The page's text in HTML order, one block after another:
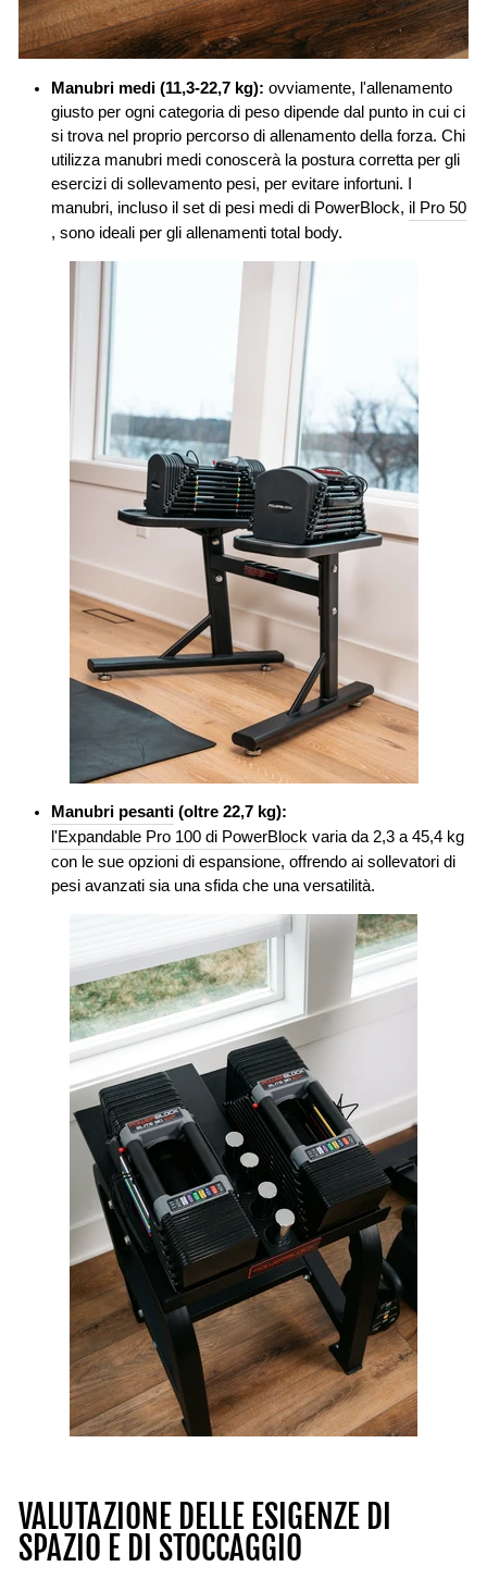
Manubri medi (11,3-22,7 kg): ovviamente, l'allenamento
giusto per ogni categoria di peso dipende dal punto in cui ci
si trova nel proprio percorso di allenamento della forza. Chi
utilizza manubri medi conoscerà la postura corretta per gli
esercizi di sollevamento pesi, per evitare infortuni. I
manubri, incluso il set di pesi medi di PowerBlock, il Pro 50
, sono ideali per gli allenamenti total body.
Manubri pesanti (oltre 22,7 kg):
l'Expandable Pro 100 di PowerBlock varia da 2,3 a 45,4 kg
con le sue opzioni di espansione, offrendo ai sollevatori di
pesi avanzati sia una sfida che una versatilità.
VALUTAZIONE DELLE ESIGENZE DI
SPAZIO E DI STOCCAGGIO